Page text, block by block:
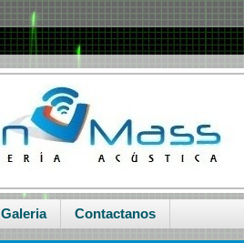
Galeria Contactanos